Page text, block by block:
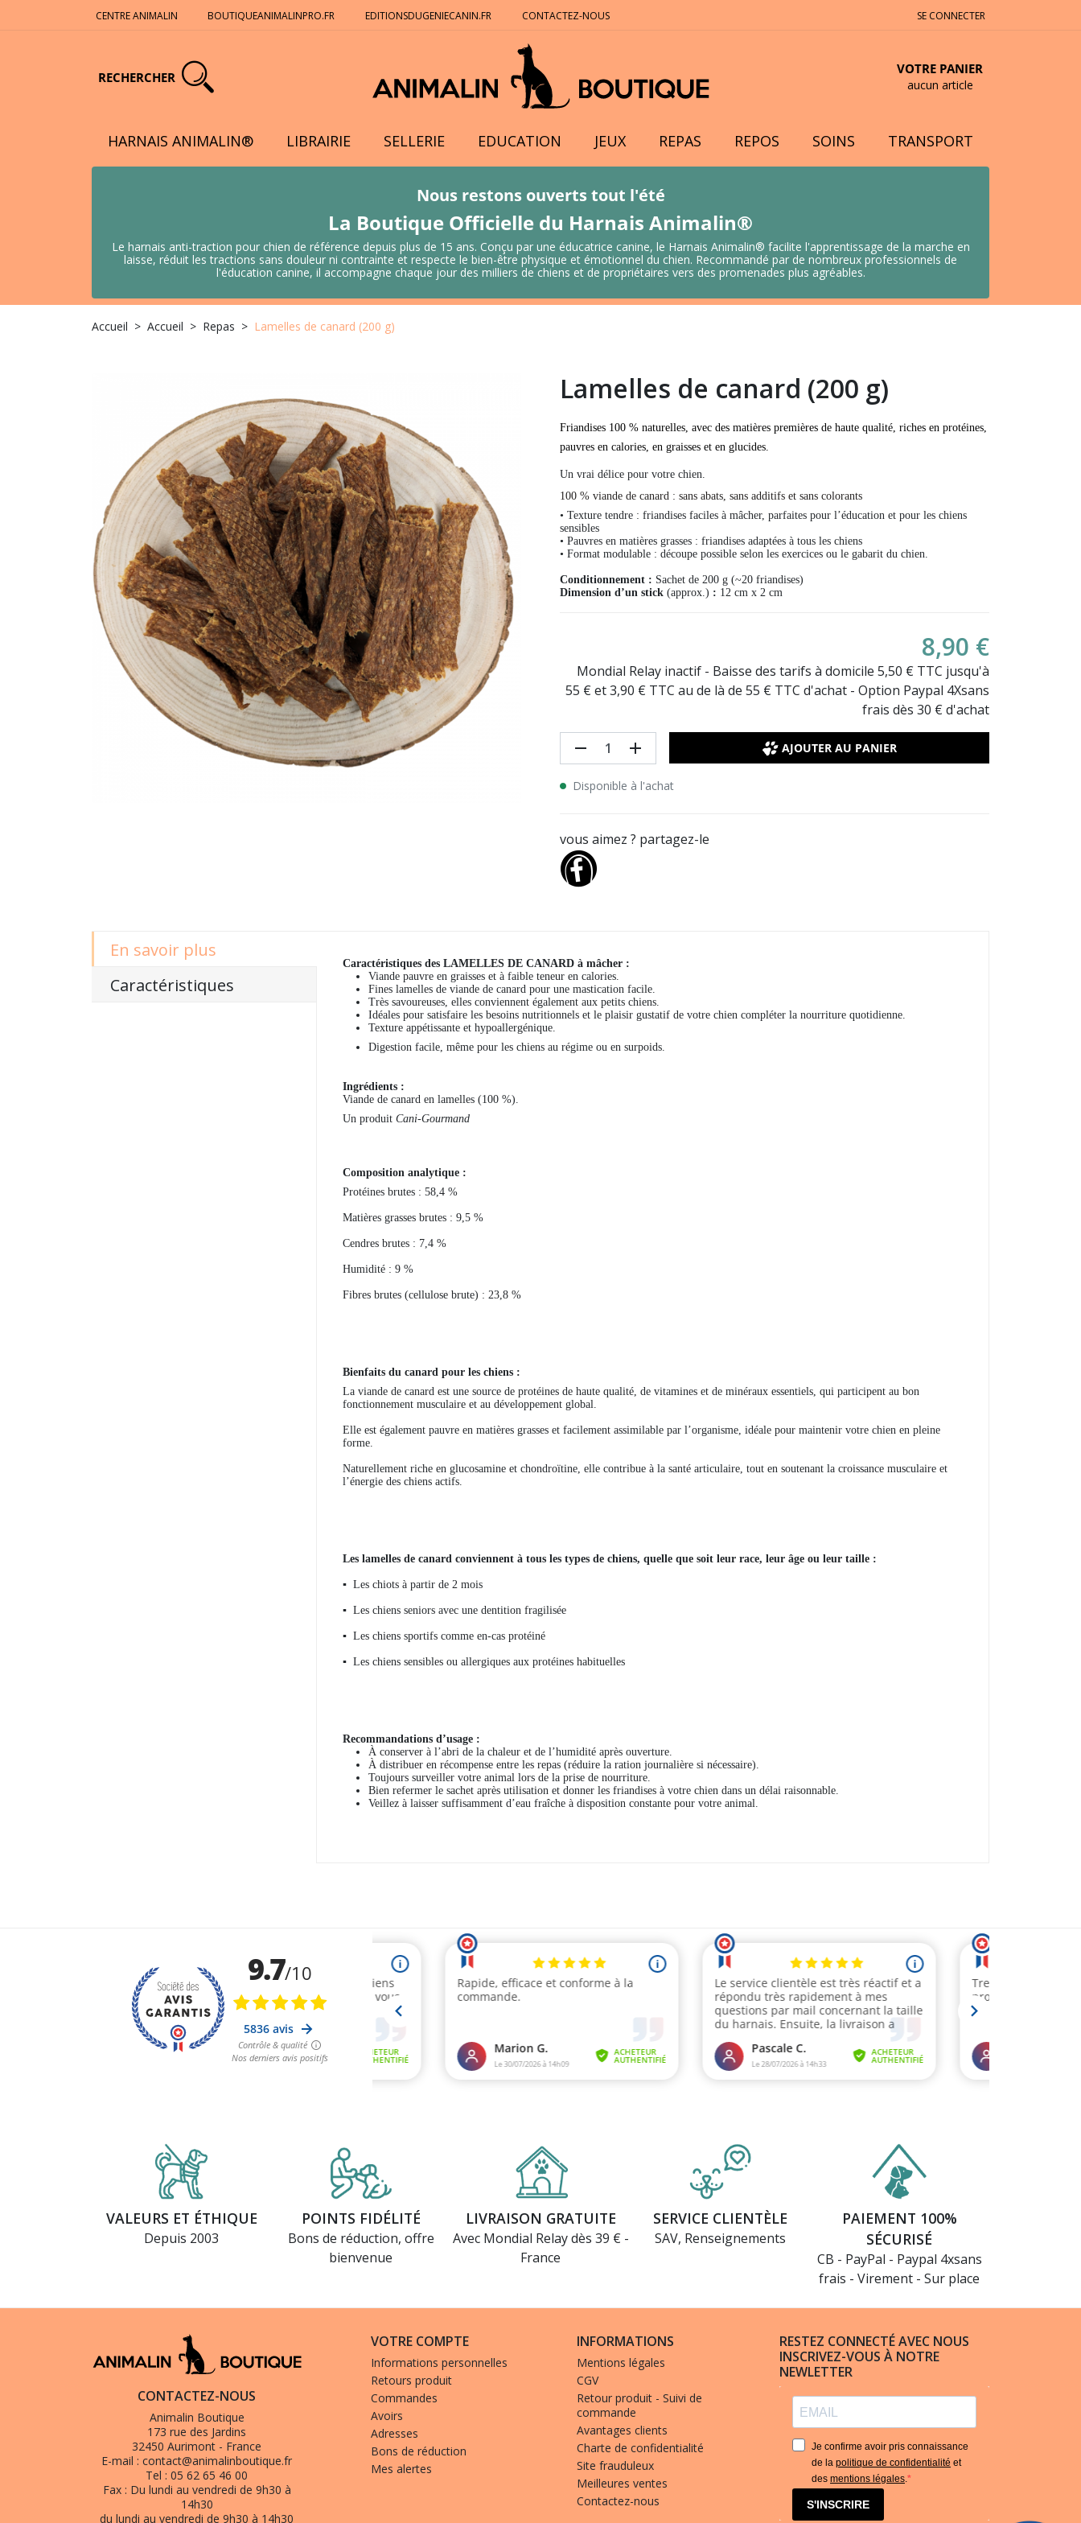
CENTRE ANIMALIN BOUTIQUEANIMALINPRO.FR EDITIONSDUGENIECANIN.FR CONTACTEZ-NOUS SE CONNECTER
RECHERCHER
VOTRE PANIER
aucun article
HARNAIS ANIMALIN® LIBRAIRIE SELLERIE EDUCATION JEUX REPAS REPOS SOINS TRANSPORT
Nous restons ouverts tout l'été
La Boutique Officielle du Harnais Animalin®
Le harnais anti-traction pour chien de référence depuis plus de 15 ans. Conçu par une éducatrice canine, le Harnais Animalin® facilite l'apprentissage de la marche en
laisse, réduit les tractions sans douleur ni contrainte et respecte le bien-être physique et émotionnel du chien. Recommandé par de nombreux professionnels de
l'éducation canine, il accompagne chaque jour des milliers de chiens et de propriétaires vers des promenades plus agréables.
Accueil Accueil Repas Lamelles de canard (200 g)
Lamelles de canard (200 g)
Friandises 100 % naturelles, avec des matières premières de haute qualité, riches en protéines,
pauvres en calories, en graisses et en glucides.
Un vrai délice pour votre chien.
100 % viande de canard : sans abats, sans additifs et sans colorants
• Texture tendre : friandises faciles à mâcher, parfaites pour l’éducation et pour les chiens
sensibles
• Pauvres en matières grasses : friandises adaptées à tous les chiens
• Format modulable : découpe possible selon les exercices ou le gabarit du chien.
Conditionnement : Sachet de 200 g (~20 friandises)
Dimension d’un stick (approx.) : 12 cm x 2 cm
8,90 €
Mondial Relay inactif - Baisse des tarifs à domicile 5,50 € TTC jusqu'à
55 € et 3,90 € TTC au de là de 55 € TTC d'achat - Option Paypal 4Xsans
frais dès 30 € d'achat
remove add AJOUTER AU PANIER
Disponible à l'achat
vous aimez ? partagez-le
En savoir plus
Caractéristiques
Caractéristiques des LAMELLES DE CANARD à mâcher :
Viande pauvre en graisses et à faible teneur en calories.
Fines lamelles de viande de canard pour une mastication facile.
Très savoureuses, elles conviennent également aux petits chiens.
Idéales pour satisfaire les besoins nutritionnels et le plaisir gustatif de votre chien compléter la nourriture quotidienne.
Texture appétissante et hypoallergénique.
Digestion facile, même pour les chiens au régime ou en surpoids.
Ingrédients :
Viande de canard en lamelles (100 %).
Un produit Cani-Gourmand
Composition analytique :
Protéines brutes : 58,4 %
Matières grasses brutes : 9,5 %
Cendres brutes : 7,4 %
Humidité : 9 %
Fibres brutes (cellulose brute) : 23,8 %
Bienfaits du canard pour les chiens :
La viande de canard est une source de protéines de haute qualité, de vitamines et de minéraux essentiels, qui participent au bon
fonctionnement musculaire et au développement global.
Elle est également pauvre en matières grasses et facilement assimilable par l’organisme, idéale pour maintenir votre chien en pleine
forme.
Naturellement riche en glucosamine et chondroïtine, elle contribue à la santé articulaire, tout en soutenant la croissance musculaire et
l’énergie des chiens actifs.
Les lamelles de canard conviennent à tous les types de chiens, quelle que soit leur race, leur âge ou leur taille :
▪️ Les chiots à partir de 2 mois
▪️ Les chiens seniors avec une dentition fragilisée
▪️ Les chiens sportifs comme en-cas protéiné
▪️ Les chiens sensibles ou allergiques aux protéines habituelles
Recommandations d’usage :
À conserver à l’abri de la chaleur et de l’humidité après ouverture.
À distribuer en récompense entre les repas (réduire la ration journalière si nécessaire).
Toujours surveiller votre animal lors de la prise de nourriture.
Bien refermer le sachet après utilisation et donner les friandises à votre chien dans un délai raisonnable.
Veillez à laisser suffisamment d’eau fraîche à disposition constante pour votre animal.
VALEURS ET ÉTHIQUE
Depuis 2003
POINTS FIDÉLITÉ
Bons de réduction, offre
bienvenue
LIVRAISON GRATUITE
Avec Mondial Relay dès 39 € -
France
SERVICE CLIENTÈLE
SAV, Renseignements
PAIEMENT 100%
SÉCURISÉ
CB - PayPal - Paypal 4xsans
frais - Virement - Sur place
CONTACTEZ-NOUS
Animalin Boutique
173 rue des Jardins
32450 Aurimont - France
E-mail : contact@animalinboutique.fr
Tel : 05 62 65 46 00
Fax : Du lundi au vendredi de 9h30 à
14h30
du lundi au vendredi de 9h30 à 14h30
VOTRE COMPTE
Informations personnelles
Retours produit
Commandes
Avoirs
Adresses
Bons de réduction
Mes alertes
INFORMATIONS
Mentions légales
CGV
Retour produit - Suivi de
commande
Avantages clients
Charte de confidentialité
Site frauduleux
Meilleures ventes
Contactez-nous
RESTEZ CONNECTÉ AVEC NOUS
INSCRIVEZ-VOUS À NOTRE
NEWLETTER
Je confirme avoir pris connaissance
de la politique de confidentialité et
des mentions légales.
S'INSCRIRE